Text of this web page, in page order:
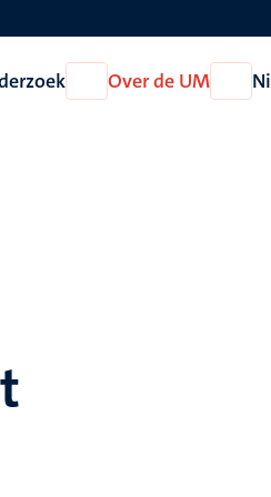
Open
Onderzoek
Over de UM
Open
Over